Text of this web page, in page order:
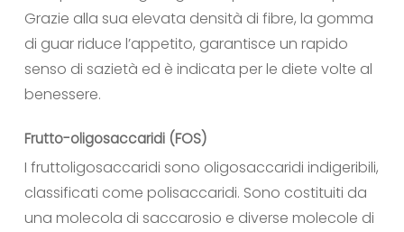
Grazie alla sua elevata densità di fibre, la gomma
di guar riduce l’appetito, garantisce un rapido
senso di sazietà ed è indicata per le diete volte al
benessere.
Frutto-oligosaccaridi (FOS)
I fruttoligosaccaridi sono oligosaccaridi indigeribili,
classificati come polisaccaridi. Sono costituiti da
una molecola di saccarosio e diverse molecole di